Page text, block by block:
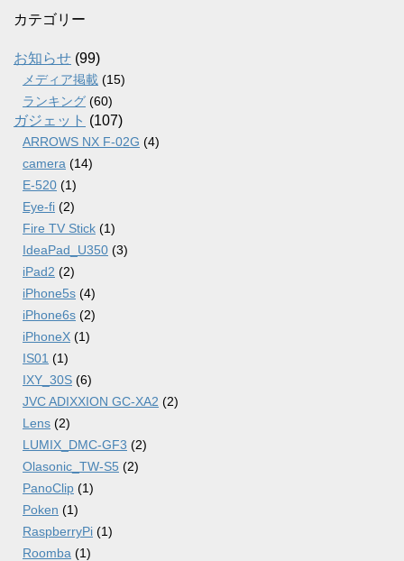
カ
ブ
カテゴリー
お知らせ (99)
メディア掲載 (15)
ランキング (60)
ガジェット (107)
ARROWS NX F-02G (4)
camera (14)
E-520 (1)
Eye-fi (2)
Fire TV Stick (1)
IdeaPad_U350 (3)
iPad2 (2)
iPhone5s (4)
iPhone6s (2)
iPhoneX (1)
IS01 (1)
IXY_30S (6)
JVC ADIXXION GC-XA2 (2)
Lens (2)
LUMIX_DMC-GF3 (2)
Olasonic_TW-S5 (2)
PanoClip (1)
Poken (1)
RaspberryPi (1)
Roomba (1)